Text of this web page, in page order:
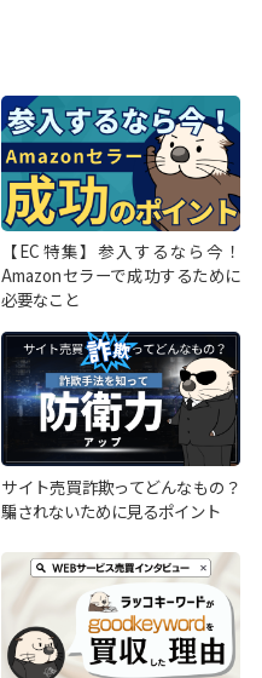
【EC特集】参入するなら今！
Amazonセラーで成功するために
必要なこと
サイト売買詐欺ってどんなもの？
騙されないために見るポイント